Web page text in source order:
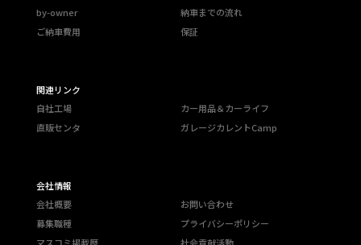
by-owner
納車までの流れ
ご納車費用
保証
関連リンク
自社工場
カー用品＆カーライフ
直販センタ
ガレージカレントCamp
会社情報
会社概要
お問い合わせ
募集職種
プライバシーポリシー